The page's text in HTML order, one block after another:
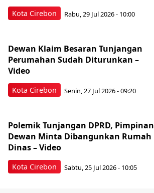
Kota Cirebon Rabu, 29 Jul 2026 - 10:00
Kota Cirebon
Dewan Klaim Besaran Tunjangan
Perumahan Sudah Diturunkan –
Video
Senin, 27 Jul 2026 - 09:20
Kota Cirebon
Polemik Tunjangan DPRD, Pimpinan
Dewan Minta Dibangunkan Rumah
Dinas – Video
Sabtu, 25 Jul 2026 - 10:05